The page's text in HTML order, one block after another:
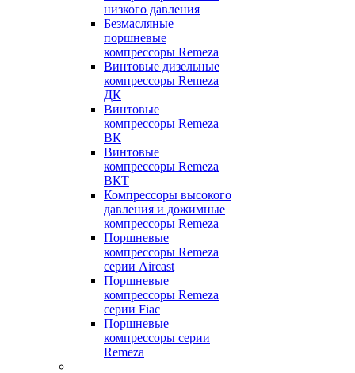
низкого давления
Безмасляные
поршневые
компрессоры Remeza
Винтовые дизельные
компрессоры Remeza
ДК
Винтовые
компрессоры Remeza
ВК
Винтовые
компрессоры Remeza
ВКТ
Компрессоры высокого
давления и дожимные
компрессоры Remeza
Поршневые
компрессоры Remeza
серии Aircast
Поршневые
компрессоры Remeza
серии Fiac
Поршневые
компрессоры серии
Remeza